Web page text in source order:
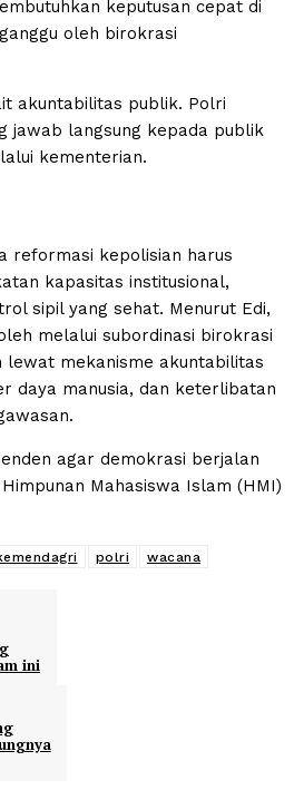
keputusan cepat di
oleh birokrasi
akuntabilitas publik. Polri
jawab langsung kepada publik
kementerian.
reformasi kepolisian harus
kapasitas institusional,
sipil yang sehat. Menurut Edi,
melalui subordinasi birokrasi
lewat mekanisme akuntabilitas
daya manusia, dan keterlibatan
agar demokrasi berjalan
Mahasiswa Islam (HMI)
polri wacana
ini